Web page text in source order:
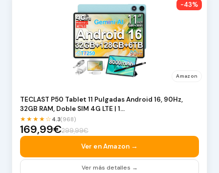
-43%
Amazon
TECLAST P50 Tablet 11 Pulgadas Android 16, 90Hz,
32GB RAM, Doble SIM 4G LTE | 1…
★★★★☆ 4.3(968)
169,99€299,99€
Ver en Amazon →
Ver más detalles →